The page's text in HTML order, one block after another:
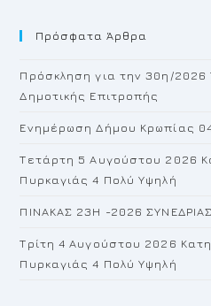
Πρόσφατα Άρθρα
Πρόσκληση για την 30η/2026
Δημοτικής Επιτροπής
Ενημέρωση Δήμου Κρωπίας
Τετάρτη 5 Αυγούστου 2026
Πυρκαγιάς 4 Πολύ Υψηλή
ΠΙΝΑΚΑΣ 23H -2026
Τρίτη 4 Αυγούστου 2026
Πυρκαγιάς 4 Πολύ Υψηλή